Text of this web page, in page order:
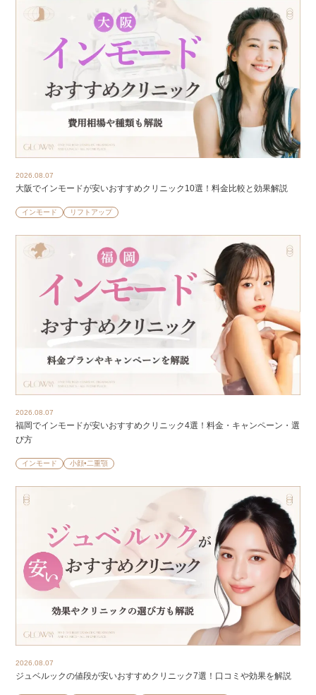
2026.08.07
大阪でインモードが安いおすすめクリニック10選！料金比較と効果解説
インモード リフトアップ
2026.08.07
福岡でインモードが安いおすすめクリニック4選！料金・キャンペーン・選
び方
インモード 小顔•二重顎
2026.08.07
ジュベルックの値段が安いおすすめクリニック7選！口コミや効果を解説